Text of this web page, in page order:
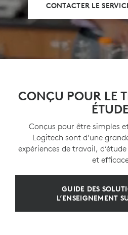
CONTACTER LE
CONÇU POUR LE
Conçus pour être simples
Logitech sont d’une
expériences de travail,
et
GUIDE DES
L’ENSEIGNEMENT